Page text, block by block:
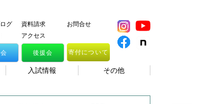
グ 資料請求
お問合せ
アクセス
後援会 寄付について
入試情報 その他